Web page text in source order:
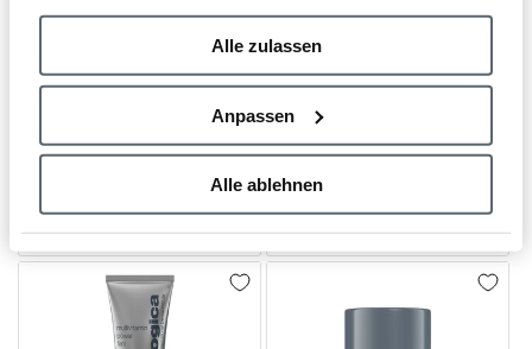
Alle zulassen
Anpassen
Alle ablehnen
Klärt Unreinheiten, verstopfte
(20)
PRO
In den Warenkorb
Augenlid sichtbar
Normaler
136,00€
In den Warenkorb